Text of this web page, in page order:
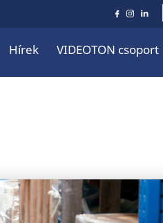
Hírek VIDEOTON csoport